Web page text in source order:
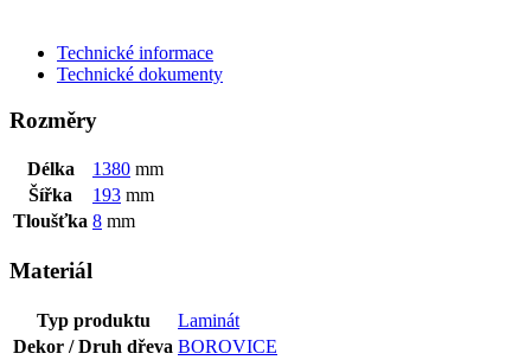
Technické informace
Technické dokumenty
Rozměry
Délka 1380 mm
Šířka
193 mm
Tloušťka 8 mm
Materiál
Typ produktu
Laminát
Dekor / Druh dřeva BOROVICE